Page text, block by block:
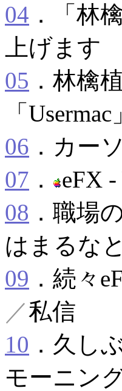
04 ．「林
上げます
05 ．林檎
「
06 ．カー
07 ．
eFX
08 ．職場
はまるな
09 ．続々
／私信
10 ．久し
モーニン